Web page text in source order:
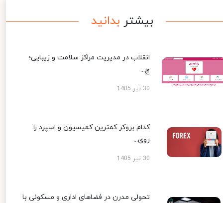
بیشتر بدانید
انقلاب در مدیریت مراکز سلامت و زیبایی؛
چ...
30 تیر 1405
کدام بروکر کمترین کمیسیون و اسپرد را
روی...
30 تیر 1405
تحولی مدرن در فضاهای اداری و مسکونی با